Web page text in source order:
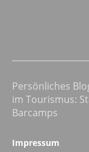
Persönliches
im Tourismus:
Barcamps
Impressum